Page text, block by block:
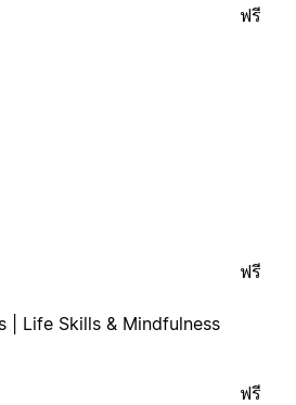
ฟรี
| Life Skills & Mindfulness
ฟรี
ฟรี